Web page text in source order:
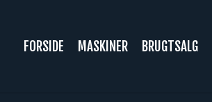
FORSIDE MASKINER BRUGTSALG